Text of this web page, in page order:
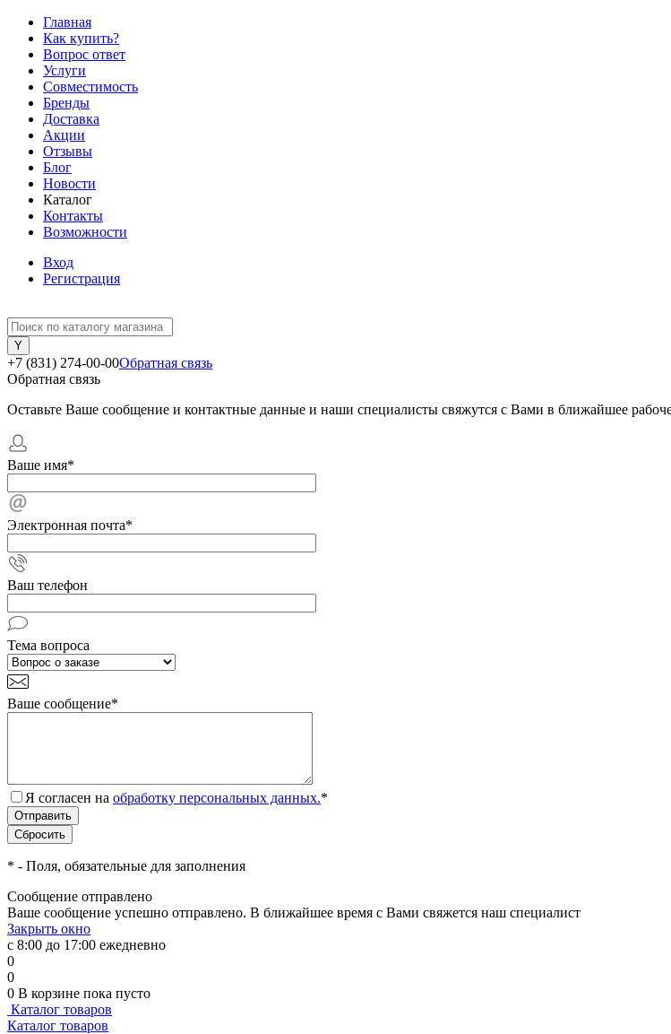
Главная
Как купить?
Вопрос ответ
Услуги
Совместимость
Бренды
Доставка
Акции
Отзывы
Блог
Новости
Каталог
Контакты
Возможности
Вход
Регистрация
+7 (831) 274-00-00Обратная связь
Обратная связь
Оставьте Ваше сообщение и контактные данные и наши специалисты свяжутся с Вами в ближайшее
Ваше имя*
Электронная почта*
Ваш телефон
Тема вопроса
Ваше сообщение*
Я согласен на обработку персональных данных.*
* - Поля, обязательные для заполнения
Сообщение отправлено
Ваше сообщение успешно отправлено. В ближайшее время с Вами свяжется наш специалист
Закрыть окно
с 8:00 до 17:00 ежедневно
0
0
0 В корзине пока пусто
Каталог товаров
Каталог товаров